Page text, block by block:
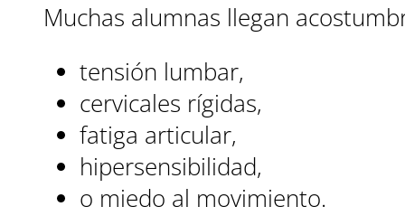
Muchas alumnas llegan
tensión lumbar,
cervicales rígidas,
fatiga articular,
hipersensibilidad,
o miedo al movimiento.